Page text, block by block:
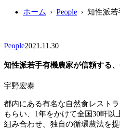
ホーム › People › 知性派
People2021.11.30
知性派若手有機農家が信頼する
宇野宏泰
都内にある有名な自然食レスト
もらい、1年をかけて全国30軒
組み合わせ、独自の循環農法を